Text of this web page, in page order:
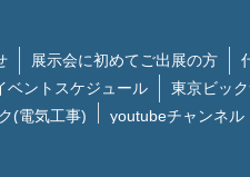
展示会に初めてご出展の方
ベントスケジュール 東京ビッ
(電気工事) youtubeチャンネル